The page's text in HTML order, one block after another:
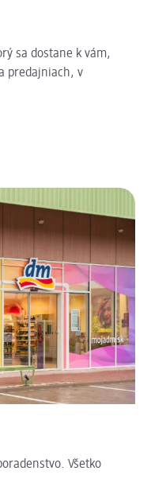
sa dostane k vám,
predajniach, v
Všetko